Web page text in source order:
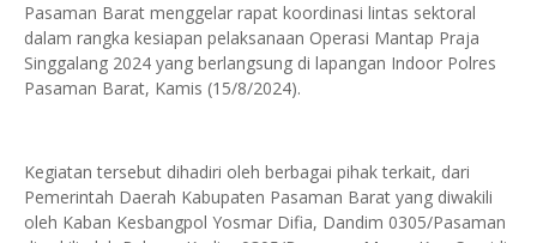
Pasaman Barat menggelar rapat koordinasi lintas sektoral
dalam rangka kesiapan pelaksanaan Operasi Mantap Praja
Singgalang 2024 yang berlangsung di lapangan Indoor Polres
Pasaman Barat, Kamis (15/8/2024).
Kegiatan tersebut dihadiri oleh berbagai pihak terkait, dari
Pemerintah Daerah Kabupaten Pasaman Barat yang diwakili
oleh Kaban Kesbangpol Yosmar Difia, Dandim 0305/Pasaman